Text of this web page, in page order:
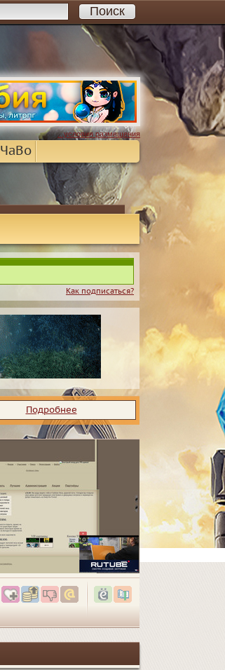
ЧаВо
...условия размещения
Как подписаться?
Подробнее